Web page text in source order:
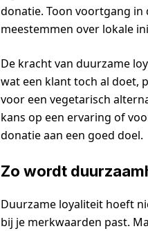
donatie. Toon voortgang in
meestemmen over lokale
De kracht van duurzame
wat een klant toch al doet,
voor een vegetarisch
kans op een ervaring of
donatie aan een goed doel.
Zo wordt
Duurzame loyaliteit hoeft
bij je merkwaarden past.